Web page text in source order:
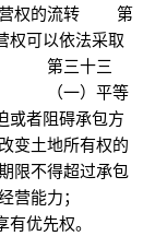
营权的流转 第
可以依法采取
。 第三十三
： （一）平等
或者阻碍承包方
土地所有权的
不得超过承包
经营能力；
享有优先权。